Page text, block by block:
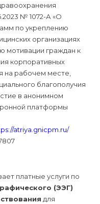
№ 1072-А «О
по укреплению
организациях
мотивации граждан к
корпоративных
на рабочем месте,
благополучия
в анонимном
платформы
atriya.gnicpm.ru/
платные услуги по
(ЭЭГ)
для